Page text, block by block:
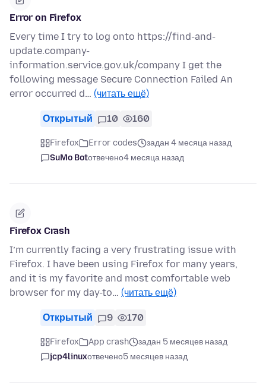
Error on Firefox
Every time I try to log onto https://find-and-
update.company-
information.service.gov.uk/company I get the
following message Secure Connection Failed An
error occurred d… (читать ещё)
Открытый 10 160
Firefox Error codes
задан 4 месяца назад
SuMo Botотвечено4 месяца назад
Firefox Crash
I’m currently facing a very frustrating issue with
Firefox. I have been using Firefox for many years,
and it is my favorite and most comfortable web
browser for my day-to… (читать ещё)
Открытый 9 170
Firefox App crash
задан 5 месяцев назад
jcp4linuxотвечено5 месяцев назад